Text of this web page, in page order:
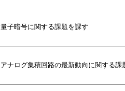
量子暗号に関する課題を課す
アナログ集積回路の最新動向に関する課